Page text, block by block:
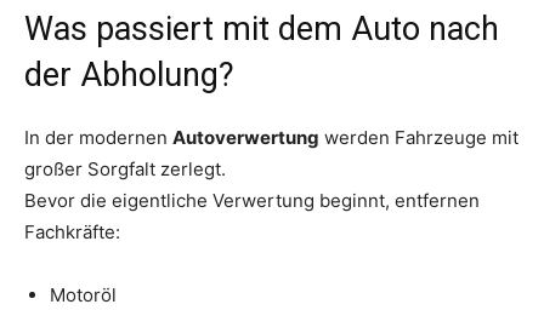
Was passiert mit dem Auto nach
der Abholung?
In der modernen Autoverwertung werden Fahrzeuge mit
großer Sorgfalt zerlegt.
Bevor die eigentliche Verwertung beginnt, entfernen
Fachkräfte:
Motoröl